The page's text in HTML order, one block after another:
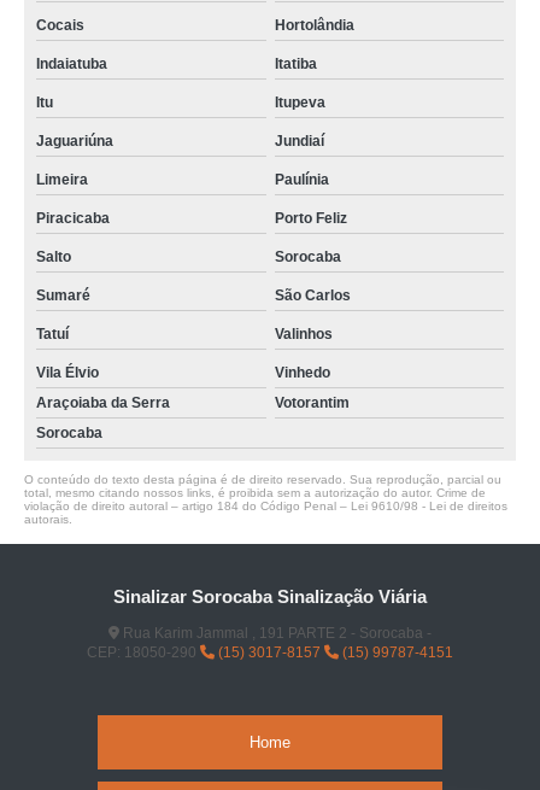
Cocais Hortolândia
Indaiatuba Itatiba
Itu Itupeva
Jaguariúna Jundiaí
Limeira Paulínia
Piracicaba Porto Feliz
Salto Sorocaba
Sumaré São Carlos
Tatuí Valinhos
Vila Élvio
Vinhedo
Araçoiaba da Serra
Votorantim
Sorocaba
O conteúdo do texto desta página é de direito reservado. Sua reprodução, parcial ou
total, mesmo citando nossos links, é proibida sem a autorização do autor. Crime de
violação de direito autoral – artigo 184 do Código Penal – Lei 9610/98 - Lei de direitos
autorais
Sinalizar Sorocaba Sinalização Viária
Rua Karim Jammal , 191 PARTE 2 - Sorocaba -
CEP: 18050-290
(15) 3017-8157 (15) 99787-4151
Home